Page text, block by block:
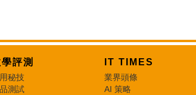
評測
秘技
測試
IT TIMES
業界頭條
AI 策略